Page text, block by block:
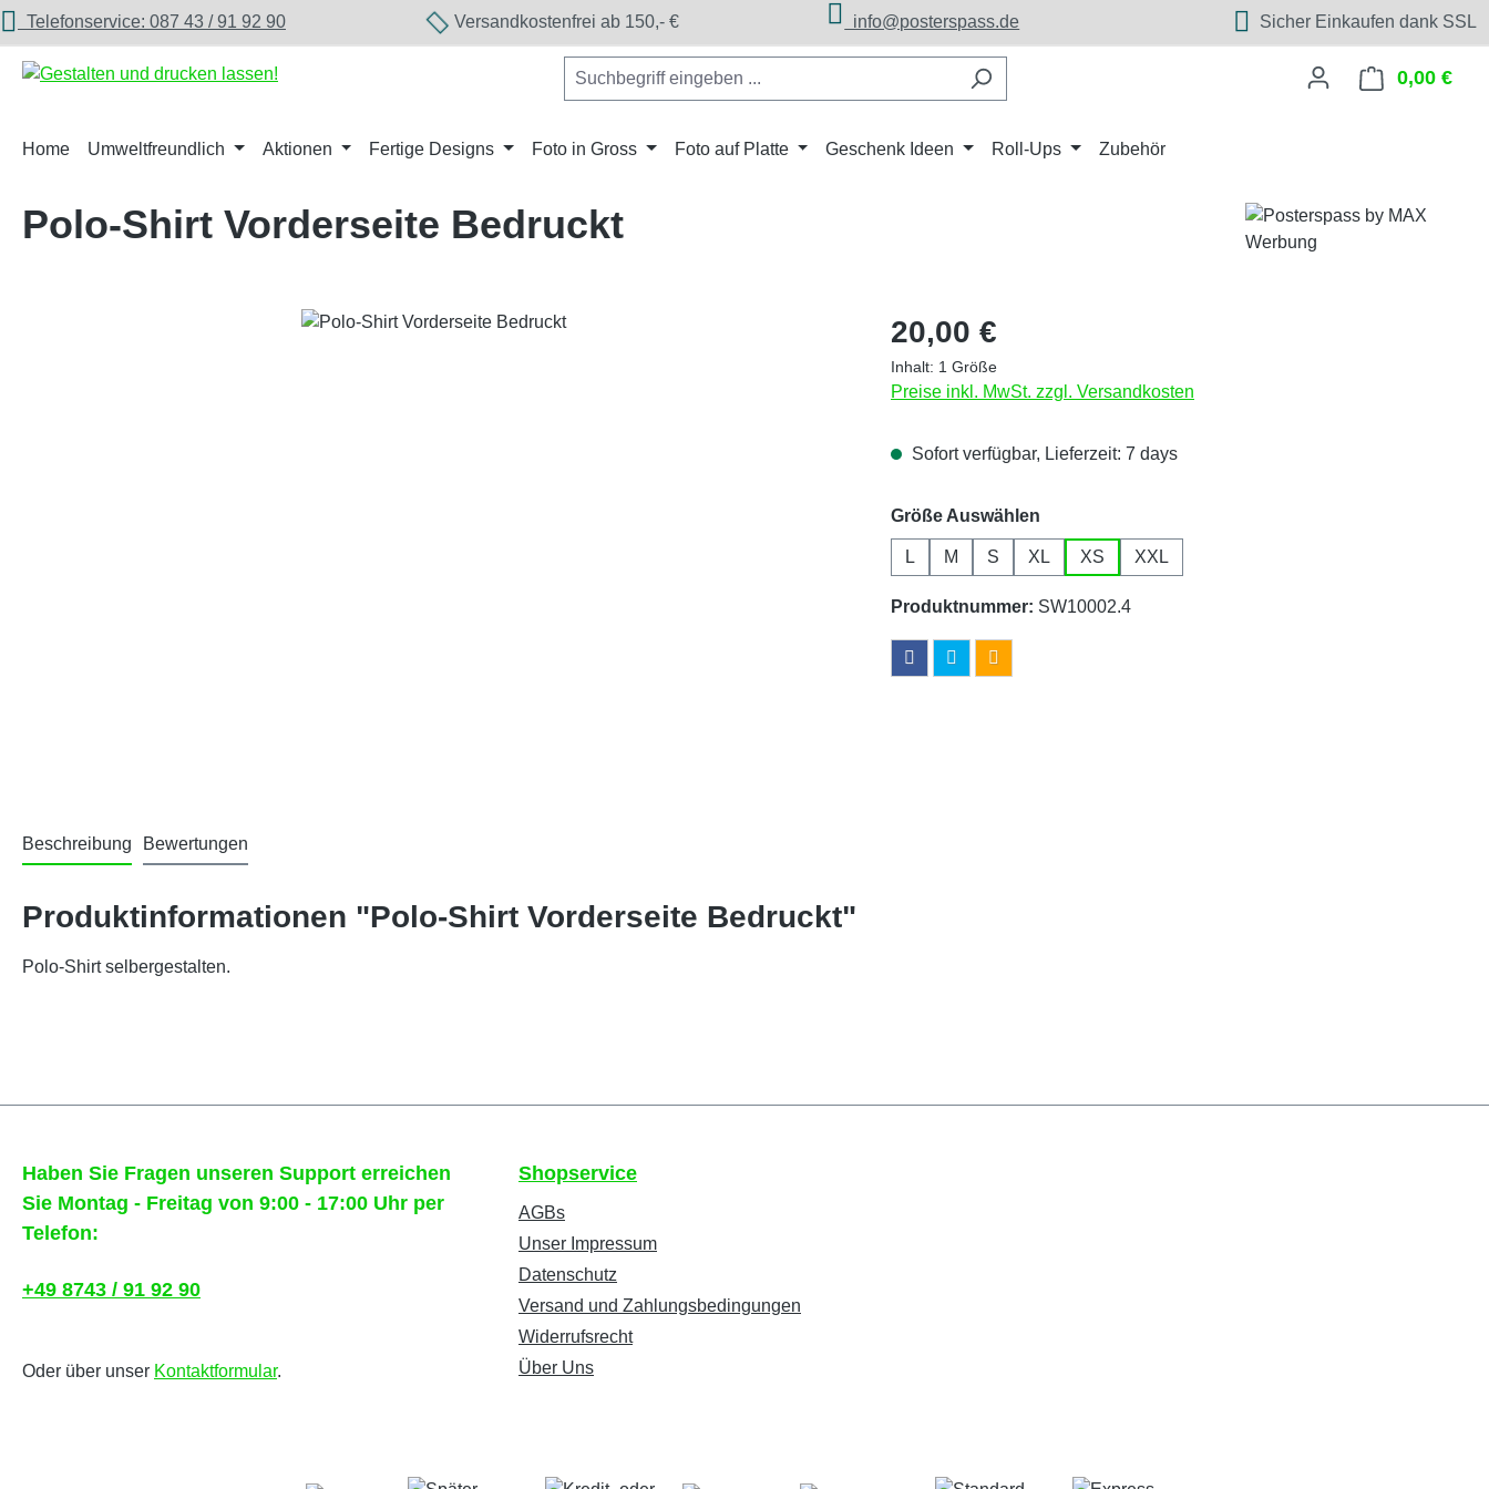
Hauptinhalt springen
Zur Suche springen
Zur Hauptnavigation springen
Telefonservice: 087 43 / 91 92 90 Versandkostenfrei ab 150,- € info@posterspass.de Sicher Einkaufen dank SSL
0,00 €
Home Umweltfreundlich Aktionen Fertige Designs Foto in Gross Foto auf Platte Geschenk Ideen Roll-Ups Zubehör
Polo-Shirt Vorderseite Bedruckt
Regulärer Preis:
20,00 €
Inhalt: 1 Größe
Preise inkl. MwSt. zzgl. Versandkosten
Sofort verfügbar, Lieferzeit: 7 days
Größe Auswählen
L M S XL XS XXL
Produktnummer: SW10002.4
Beschreibung Bewertungen
Produktinformationen "Polo-Shirt Vorderseite Bedruckt"
Polo-Shirt selbergestalten.
Haben Sie Fragen unseren Support erreichen
Sie Montag - Freitag von 9:00 - 17:00 Uhr per
Telefon:
+49 8743 / 91 92 90
Oder über unser Kontaktformular.
Shopservice
AGBs
Unser Impressum
Datenschutz
Versand und Zahlungsbedingungen
Widerrufsrecht
Über Uns